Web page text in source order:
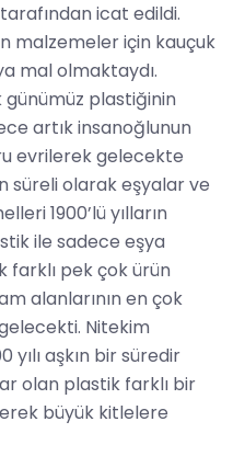
icat edildi.
malzemeler için kauçuk
mal olmaktaydı.
günümüz plastiğinin
artık insanoğlunun
evrilerek gelecekte
süreli olarak eşyalar ve
1900’lü yılların
ile sadece eşya
farklı pek çok ürün
alanlarının en çok
Nitekim
yılı aşkın bir süredir
olan plastik farklı bir
büyük kitlelere